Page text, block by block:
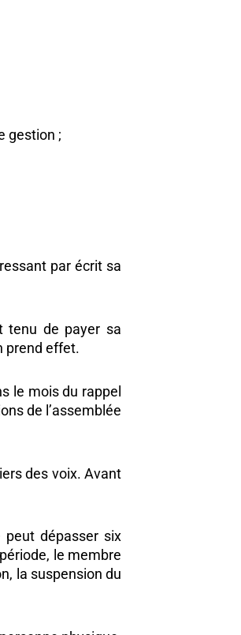
gestion ;
par écrit sa
tenu de payer sa
prend effet.
le mois du rappel
de l’assemblée
des voix. Avant
dépasser six
le membre
la suspension du